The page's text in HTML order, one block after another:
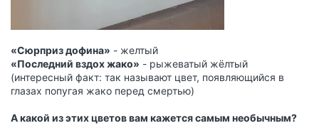
«Сюрприз дофина» - желтый
«Последний вздох жако» - рыжеватый жёлтый
(интересный факт: так называют цвет, появляющийся в
глазах попугая жако перед смертью)
А какой из этих цветов вам кажется самым необычным?